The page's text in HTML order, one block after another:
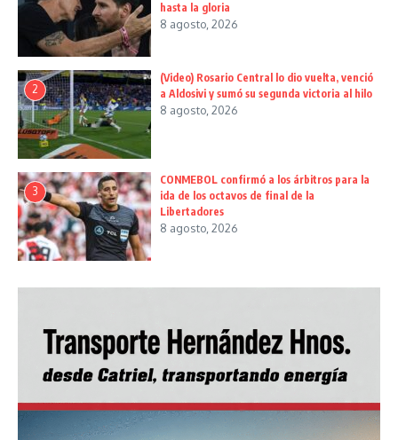
hasta la gloria
8 agosto, 2026
2
(Video) Rosario Central lo dio vuelta, venció
a Aldosivi y sumó su segunda victoria al hilo
8 agosto, 2026
3
CONMEBOL confirmó a los árbitros para la
ida de los octavos de final de la
Libertadores
8 agosto, 2026